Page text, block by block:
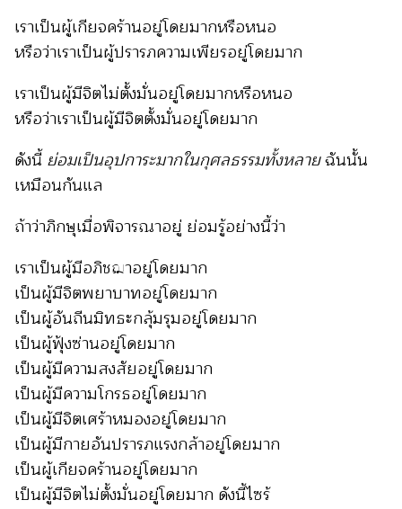
เราเป็นผู้เกียจคร้านอยู่โดยมากหรือหนอ
หรือว่าเราเป็นผู้ปรารภความเพียรอยู่โดยมาก
เราเป็นผู้มีจิตไม่ตั้งมั่นอยู่โดยมากหรือหนอ
หรือว่าเราเป็นผู้มีจิตตั้งมั่นอยู่โดยมาก
ดังนี้ ย่อมเป็นอุปการะมากในกุศลธรรมทั้งหลายฉันนั้น
เหมือนกันแล
ถ้าว่าภิกษุเมื่อพิจารณาอยู่ ย่อมรู้อย่างนี้ว่า
เราเป็นผู้มีอภิชฌาอยู่โดยมาก
เป็นผู้มีจิตพยาบาทอยู่โดยมาก
เป็นผู้อันถีนมิทธะกลุ้มรุมอยู่โดยมาก
เป็นผู้ฟุ้งซ่านอยู่โดยมาก
เป็นผู้มีความสงสัยอยู่โดยมาก
เป็นผู้มีความโกรธอยู่โดยมาก
เป็นผู้มีจิตเศร้าหมองอยู่โดยมาก
เป็นผู้มีกายอันปรารภแรงกล้าอยู่โดยมาก
เป็นผู้เกียจคร้านอยู่โดยมาก
เป็นผู้มีจิตไม่ตั้งมั่นอยู่โดยมาก ดังนี้ไซร้